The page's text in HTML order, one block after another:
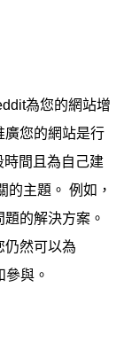
為您的網站增
廣您的網站是行
間且為自己建
的主題。 例如，
的解決方案。
仍然可以為
與。